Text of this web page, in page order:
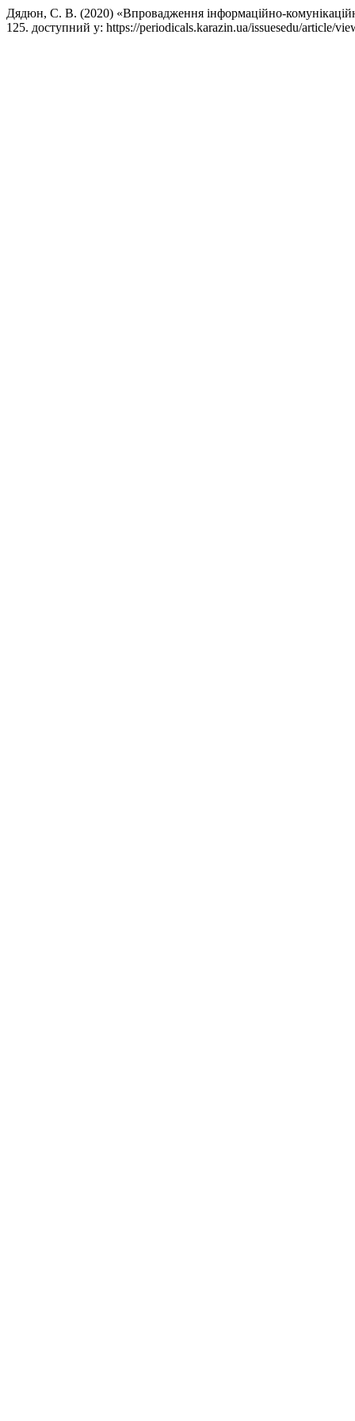
Дядюн, С. В. (2020) «Впровадження інформацiйно-
125. доступний у: https://periodicals.karazin.ua/issuesedu/article/